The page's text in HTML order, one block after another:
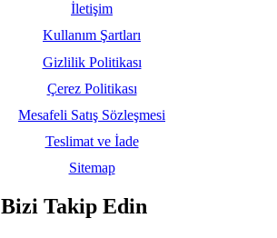
İletişim
Kullanım Şartları
Gizlilik Politikası
Çerez Politikası
Mesafeli Satış Sözleşmesi
Teslimat ve İade
Sitemap
Bizi Takip Edin